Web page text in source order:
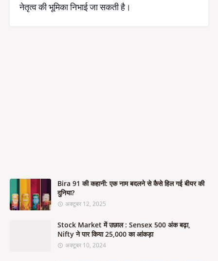
नेतृत्व की भूमिका निभाई जा सकती है।
Bira 91 की कहानी: एक नाम बदलने से कैसे हिल गई बीयर की
दुनिया?
अक्टूबर 12, 2025
Stock Market में उछाल : Sensex 500 अंक बढ़ा,
Nifty ने पार किया 25,000 का आंकड़ा
अक्टूबर 10, 2024